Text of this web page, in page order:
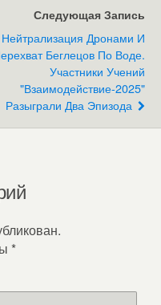
Следующая Запись
Нейтрализация Дронами И
Беглецов По Воде.
Участники Учений
"Взаимодействие-2025"
Разыграли Два Эпизода
*